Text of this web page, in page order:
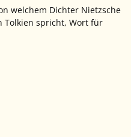
welchem Dichter Nietzsche
Tolkien spricht, Wort für